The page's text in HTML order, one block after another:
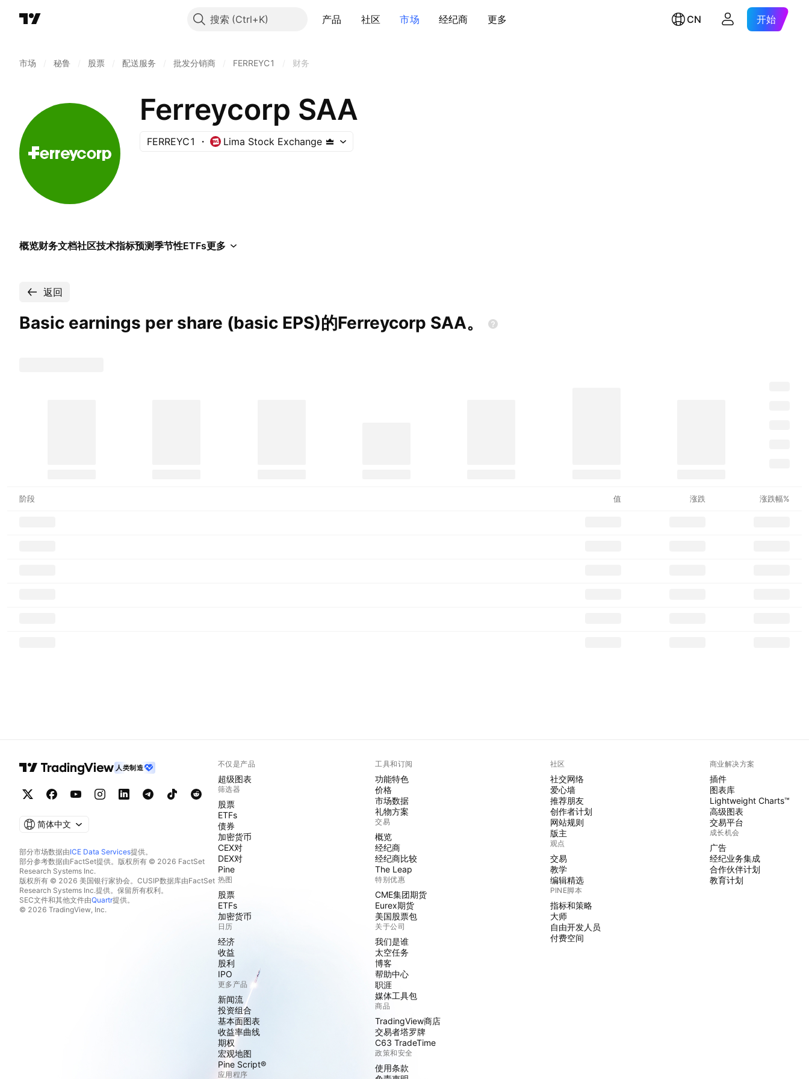
搜索 产品 社区 市场 经纪商 更多 CN 开始
市场 秘鲁 股票 配送服务 批发分销商 FERREYC1 财务
Ferreycorp SAA
FERREYC1 Lima Stock Exchange
概览财务文档社区技术指标预测季节性ETFs更多
返回
Basic earnings per share (basic EPS)的Ferreycorp SAA。
阶段 值 涨跌 涨跌幅%
人类制造
简体中文
部分市场数据由ICE Data Services提供。
部分参考数据由FactSet提供。版权所有 © 2026 FactSet
Research Systems Inc.
版权所有 © 2026 美国银行家协会。CUSIP数据库由FactSet
Research Systems Inc.提供。保留所有权利。
SEC文件和其他文件由Quartr提供。
© 2026 TradingView, Inc.
不仅是产品
超级图表
筛选器
股票
ETFs
债券
加密货币
CEX对
DEX对
Pine
热图
股票
ETFs
加密货币
日历
经济
收益
股利
IPO
更多产品
新闻流
投资组合
基本面图表
收益率曲线
期权
宏观地图
Pine Script®
应用程序
工具和订阅
功能特色
价格
市场数据
礼物方案
交易
概览
经纪商
经纪商比较
The Leap
特别优惠
CME集团期货
Eurex期货
美国股票包
关于公司
我们是谁
太空任务
博客
帮助中心
职涯
媒体工具包
商品
TradingView商店
交易者塔罗牌
C63 TradeTime
政策和安全
使用条款
社区
社交网络
爱心墙
推荐朋友
创作者计划
网站规则
版主
观点
交易
教学
编辑精选
PINE脚本
指标和策略
大师
自由开发人员
付费空间
商业解决方案
插件
图表库
Lightweight Charts™
高级图表
交易平台
成长机会
广告
经纪业务集成
合作伙伴计划
教育计划